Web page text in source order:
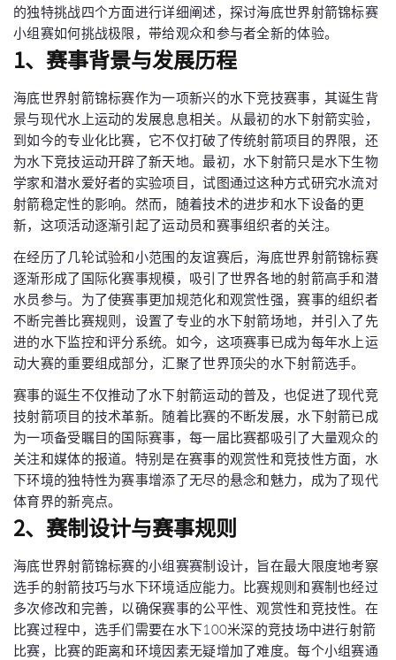
的独特挑战四个方面进行详细阐述，探讨海底世界射箭锦标赛
小组赛如何挑战极限，带给观众和参与者全新的体验。
1、赛事背景与发展历程
海底世界射箭锦标赛作为一项新兴的水下竞技赛事，其诞生背
景与现代水上运动的发展息息相关。从最初的水下射箭实验，
到如今的专业化比赛，它不仅打破了传统射箭项目的界限，还
为水下竞技运动开辟了新天地。最初，水下射箭只是水下生物
学家和潜水爱好者的实验项目，试图通过这种方式研究水流对
射箭稳定性的影响。然而，随着技术的进步和水下设备的更
新，这项活动逐渐引起了运动员和赛事组织者的关注。
在经历了几轮试验和小范围的友谊赛后，海底世界射箭锦标赛
逐渐形成了国际化赛事规模，吸引了世界各地的射箭高手和潜
水员参与。为了使赛事更加规范化和观赏性强，赛事的组织者
不断完善比赛规则，设置了专业的水下射箭场地，并引入了先
进的水下监控和评分系统。如今，这项赛事已成为每年水上运
动大赛的重要组成部分，汇聚了世界顶尖的水下射箭选手。
赛事的诞生不仅推动了水下射箭运动的普及，也促进了现代竞
技射箭项目的技术革新。随着比赛的不断发展，水下射箭已成
为一项备受瞩目的国际赛事，每一届比赛都吸引了大量观众的
关注和媒体的报道。特别是在赛事的观赏性和竞技性方面，水
下环境的独特性为赛事增添了无尽的悬念和魅力，成为了现代
体育界的新亮点。
2、赛制设计与赛事规则
海底世界射箭锦标赛的小组赛赛制设计，旨在最大限度地考察
选手的射箭技巧与水下环境适应能力。比赛规则和赛制也经过
多次修改和完善，以确保赛事的公平性、观赏性和竞技性。在
比赛过程中，选手们需要在水下100米深的竞技场中进行射箭
比赛，比赛的距离和环境因素无疑增加了难度。每个小组赛通